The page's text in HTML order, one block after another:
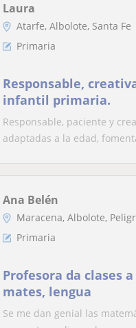
Laura
Atarfe, Albolote, Santa Fe
Primaria
Responsable,
infantil primaria.
Responsable, paciente y
adaptadas a la edad,
Ana Belén
Maracena, Albolote,
Primaria
Profesora da clases
mates, lengua
Se me dan genial las